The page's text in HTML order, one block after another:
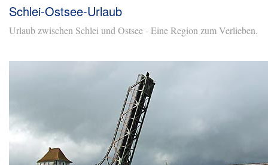
Schlei-Ostsee-Urlaub
Urlaub zwischen Schlei und Ostsee - Eine Region zum Verlieben.